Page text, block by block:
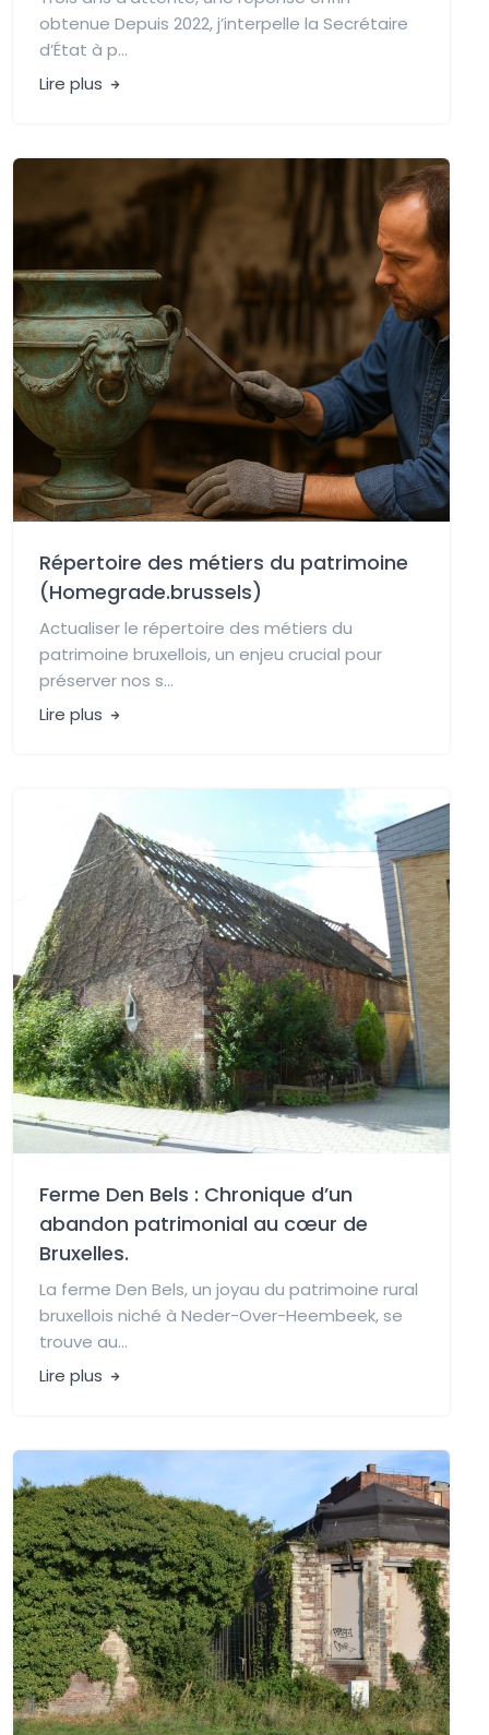
obtenue Depuis 2022, j’interpelle la Secrétaire
d’État à p...
Lire plus
Répertoire des métiers du patrimoine
(Homegrade.brussels)
Actualiser le répertoire des métiers du
patrimoine bruxellois, un enjeu crucial pour
préserver nos s...
Lire plus
Ferme Den Bels : Chronique d’un
abandon patrimonial au cœur de
Bruxelles.
La ferme Den Bels, un joyau du patrimoine rural
bruxellois niché à Neder-Over-Heembeek, se
trouve au...
Lire plus